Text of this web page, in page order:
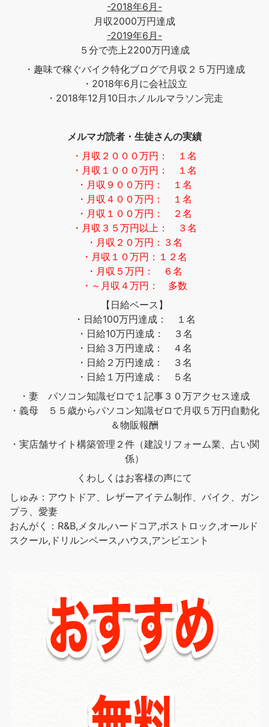
-2018年6月-
月収2000万円達成
-2019年6月-
５分で売上2200万円達成
・趣味で稼ぐバイク特化ブログで月収２５万円達成
・2018年6月に会社設立
・2018年12月10日ホノルルマラソン完走
メルマガ読者・生徒さんの実績
・月収２０００万円： １名
・月収１０００万円： １名
・月収９００万円： １名
・月収４００万円： １名
・月収１００万円： ２名
・月収３５万円以上： ３名
・月収２０万円：３名
・月収１０万円：１２名
・月収５万円： ６名
・～月収４万円： 多数
【日給ベース】
・日給100万円達成： １名
・日給10万円達成： ３名
・日給３万円達成： ４名
・日給２万円達成： ３名
・日給１万円達成： ５名
・妻 パソコン知識ゼロで１記事３０万アクセス達成
・義母 ５５歳からパソコン知識ゼロで月収５万円自動化
＆物販報酬
・実店舗サイト構築管理２件（建設リフォーム業、占い関
係）
くわしくはお客様の声にて
しゅみ：アウトドア、レザーアイテム制作、バイク、ガン
プラ、愛妻
おんがく：R&B,メタル,ハードコア,ポストロック,オールド
スクール,ドリルンベース,ハウス,アンビエント